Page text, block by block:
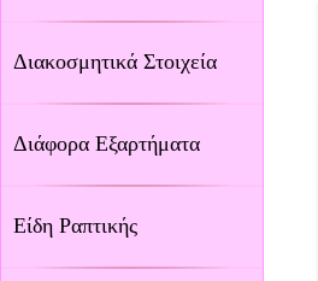
Διακοσμητικά Στοιχεία
Διάφορα Εξαρτήματα
Είδη Ραπτικής